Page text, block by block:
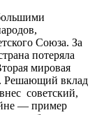
Союза. За
потеряла
мировая
Решающий вклад
советский,
— пример